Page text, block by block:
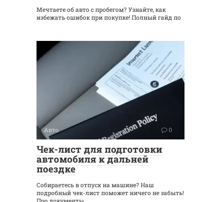
Мечтаете об авто с пробегом? Узнайте, как
избежать ошибок при покупке! Полный гайд по
Авто 0
Чек-лист для подготовки
автомобиля к дальней
поездке
Собираетесь в отпуск на машине? Наш
подробный чек-лист поможет ничего не забыть!